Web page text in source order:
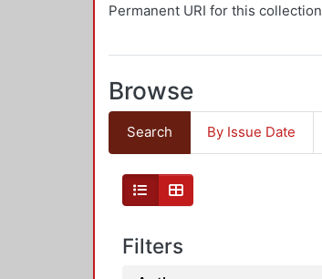
Permanent URI for this collection
Browse
Search By Issue Date
Filters